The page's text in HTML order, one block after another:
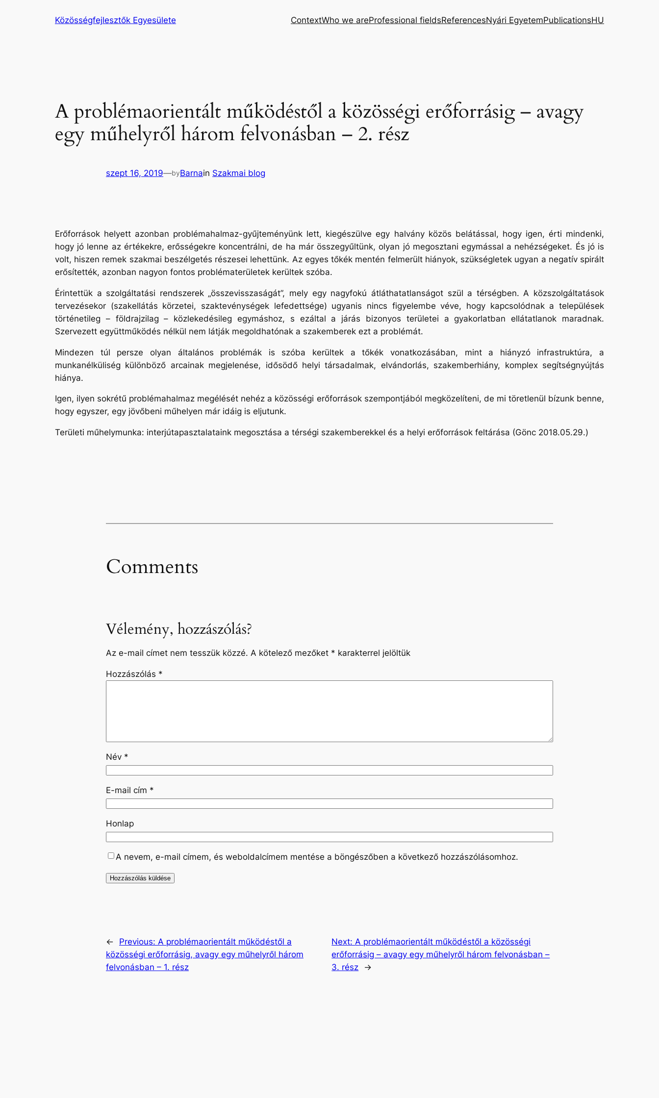
Közösségfejlesztők Egyesülete ContextWho we areProfessional fieldsReferencesNyári EgyetemPublicationsHU
A problémaorientált működéstől a közösségi erőforrásig – avagy
egy műhelyről három felvonásban – 2. rész
szept 16, 2019—byBarnain Szakmai blog
Erőforrások helyett azonban problémahalmaz-gyűjteményünk lett, kiegészülve egy halvány közös belátással, hogy igen, érti mindenki,
hogy jó lenne az értékekre, erősségekre koncentrálni, de ha már összegyűltünk, olyan jó megosztani egymással a nehézségeket. És jó is
volt, hiszen remek szakmai beszélgetés részesei lehettünk. Az egyes tőkék mentén felmerült hiányok, szükségletek ugyan a negatív spirált
erősítették, azonban nagyon fontos problématerületek kerültek szóba.
Érintettük a szolgáltatási rendszerek „összevisszaságát”, mely egy nagyfokú átláthatatlanságot szül a térségben. A közszolgáltatások
tervezésekor (szakellátás körzetei, szaktevénységek lefedettsége) ugyanis nincs figyelembe véve, hogy kapcsolódnak a települések
történetileg – földrajzilag – közlekedésileg egymáshoz, s ezáltal a járás bizonyos területei a gyakorlatban ellátatlanok maradnak.
Szervezett együttműködés nélkül nem látják megoldhatónak a szakemberek ezt a problémát.
Mindezen túl persze olyan általános problémák is szóba kerültek a tőkék vonatkozásában, mint a hiányzó infrastruktúra, a
munkanélküliség különböző arcainak megjelenése, idősödő helyi társadalmak, elvándorlás, szakemberhiány, komplex segítségnyújtás
hiánya.
Igen, ilyen sokrétű problémahalmaz megélését nehéz a közösségi erőforrások szempontjából megközelíteni, de mi töretlenül bízunk benne,
hogy egyszer, egy jövőbeni műhelyen már idáig is eljutunk.
Területi műhelymunka: interjútapasztalataink megosztása a térségi szakemberekkel és a helyi erőforrások feltárása (Gönc 2018.05.29.)
Comments
Vélemény, hozzászólás?
Az e-mail címet nem tesszük közzé. A kötelező mezőket * karakterrel jelöltük
Hozzászólás *
Név *
E-mail cím *
Honlap
A nevem, e-mail címem, és weboldalcímem mentése a böngészőben a következő hozzászólásomhoz.
← Previous: A problémaorientált működéstől a
közösségi erőforrásig, avagy egy műhelyről három
felvonásban – 1. rész
Next:A problémaorientált működéstől a közösségi
erőforrásig – avagy egy műhelyről három felvonásban –
3. rész
→